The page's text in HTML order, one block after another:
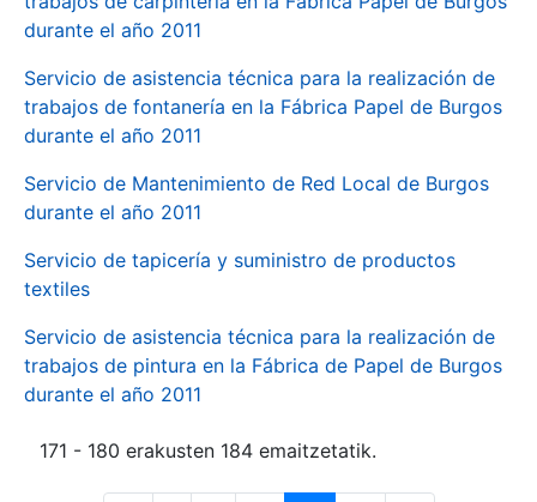
durante el año 2011
Servicio de asistencia técnica para la realización de
trabajos de fontanería en la Fábrica Papel de Burgos
durante el año 2011
Servicio de Mantenimiento de Red Local de Burgos
durante el año 2011
Servicio de tapicería y suministro de productos
textiles
Servicio de asistencia técnica para la realización de
trabajos de pintura en la Fábrica de Papel de Burgos
durante el año 2011
171 - 180 erakusten 184 emaitzetatik.